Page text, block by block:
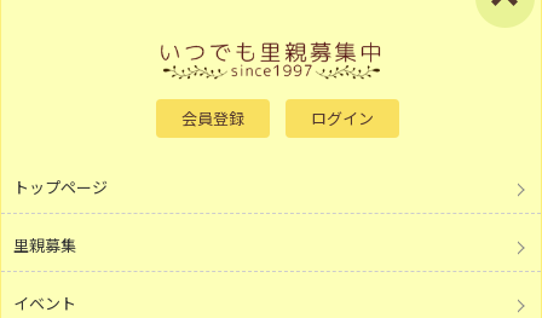
会員登録 ログイン
トップページ
里親募集
イベント